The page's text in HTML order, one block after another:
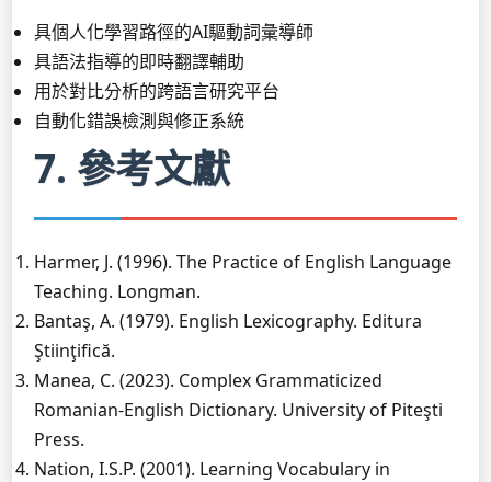
具個人化學習路徑的AI驅動詞彙導師
具語法指導的即時翻譯輔助
用於對比分析的跨語言研究平台
自動化錯誤檢測與修正系統
7. 參考文獻
Harmer, J. (1996). The Practice of English Language
Teaching. Longman.
Bantaş, A. (1979). English Lexicography. Editura
Ştiinţifică.
Manea, C. (2023). Complex Grammaticized
Romanian-English Dictionary. University of Piteşti
Press.
Nation, I.S.P. (2001). Learning Vocabulary in